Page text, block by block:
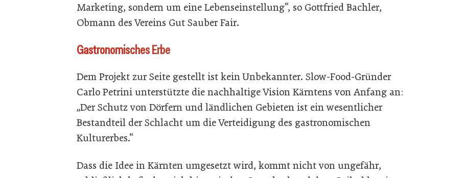
Marketing, sondern um eine Lebenseinstellung“, so Gottfried Bachler,
Obmann des Vereins Gut Sauber Fair.
Gastronomisches Erbe
Dem Projekt zur Seite gestellt ist kein Unbekannter. Slow-Food-Gründer
Carlo Petrini unterstützte die nachhaltige Vision Kärntens von Anfang an:
„Der Schutz von Dörfern und ländlichen Gebieten ist ein wesentlicher
Bestandteil der Schlacht um die Verteidigung des gastronomischen
Kulturerbes.“
Dass die Idee in Kärnten umgesetzt wird, kommt nicht von ungefähr,